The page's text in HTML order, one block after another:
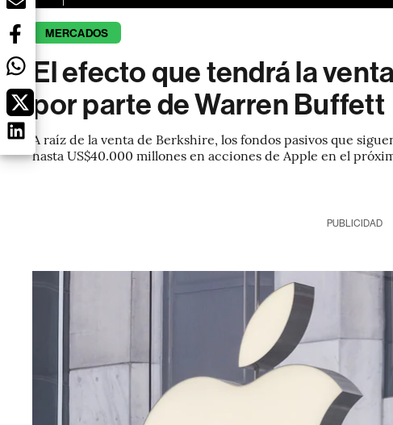
MERCADOS
El efecto que tendrá la
por parte de Warren Buffett
A raíz de la venta de Berkshire, los fondos pasivos que
hasta US$40.000 millones en acciones de Apple en el
PUBLICIDAD